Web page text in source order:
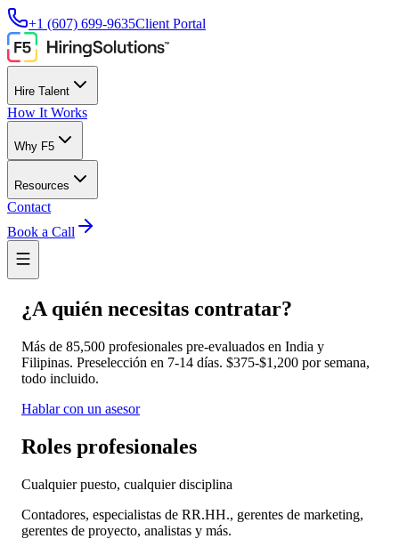
+1 (607) 699-9635Client Portal
Hire Talent
How It Works
Why F5
Resources
Contact
Book a Call
¿A quién necesitas contratar?
Más de 85,500 profesionales pre-evaluados en India y
Filipinas. Preselección en 7-14 días. $375-$1,200 por semana,
todo incluido.
Hablar con un asesor
Roles profesionales
Cualquier puesto, cualquier disciplina
Contadores, especialistas de RR.HH., gerentes de marketing,
gerentes de proyecto, analistas y más.